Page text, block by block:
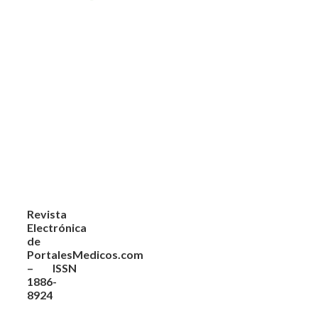
Revista
Electrónica
de
PortalesMedicos.com
– ISSN
1886-
8924